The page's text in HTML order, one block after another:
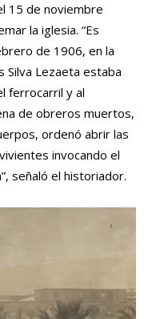
15 de noviembre
la iglesia. “Es
de 1906, en la
Silva Lezaeta estaba
ferrocarril y al
de obreros muertos,
ordenó abrir las
invocando el
señaló el historiador.